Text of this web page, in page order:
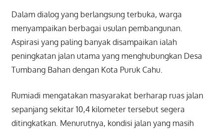
Dalam dialog yang berlangsung terbuka, warga
menyampaikan berbagai usulan pembangunan.
Aspirasi yang paling banyak disampaikan ialah
peningkatan jalan utama yang menghubungkan Desa
Tumbang Bahan dengan Kota Puruk Cahu.
Rumiadi mengatakan masyarakat berharap ruas jalan
sepanjang sekitar 10,4 kilometer tersebut segera
ditingkatkan. Menurutnya, kondisi jalan yang masih